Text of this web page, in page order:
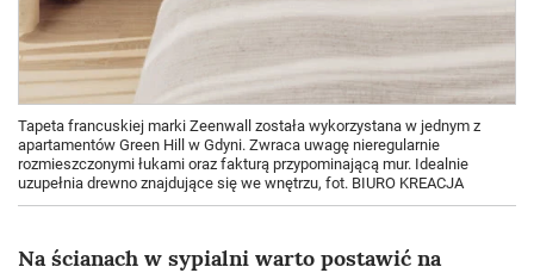
Tapeta francuskiej marki Zeenwall została wykorzystana w jednym z
apartamentów Green Hill w Gdyni. Zwraca uwagę nieregularnie
rozmieszczonymi łukami oraz fakturą przypominającą mur. Idealnie
uzupełnia drewno znajdujące się we wnętrzu, fot. BIURO KREACJA
Na ścianach w sypialni warto postawić na